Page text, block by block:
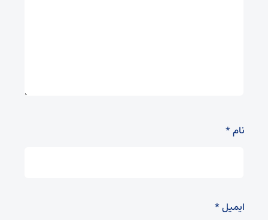
نام*
ایمیل*